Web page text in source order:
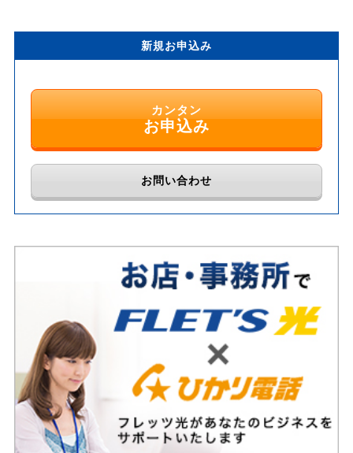
新規お申込み
カンタン
お申込み
お問い合わせ